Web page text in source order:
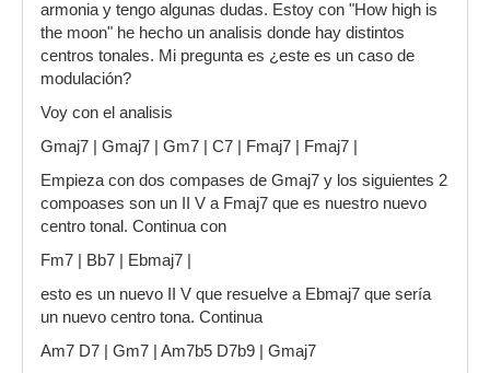
armonia y tengo algunas dudas. Estoy con "How high is
the moon" he hecho un analisis donde hay distintos
centros tonales. Mi pregunta es ¿este es un caso de
modulación?
Voy con el analisis
Gmaj7 | Gmaj7 | Gm7 | C7 | Fmaj7 | Fmaj7 |
Empieza con dos compases de Gmaj7 y los siguientes 2
compoases son un II V a Fmaj7 que es nuestro nuevo
centro tonal. Continua con
Fm7 | Bb7 | Ebmaj7 |
esto es un nuevo II V que resuelve a Ebmaj7 que sería
un nuevo centro tona. Continua
Am7 D7 | Gm7 | Am7b5 D7b9 | Gmaj7